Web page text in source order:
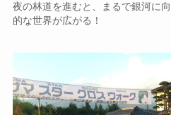
夜の林道を進むと、まるで銀河に
的な世界が広がる！